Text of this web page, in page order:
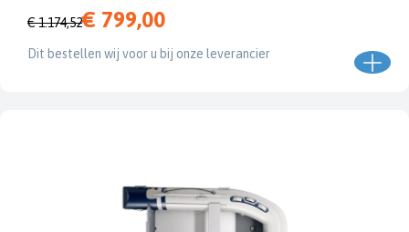
€ 1.174,52€ 799,00
Dit bestellen wij voor u bij onze leverancier